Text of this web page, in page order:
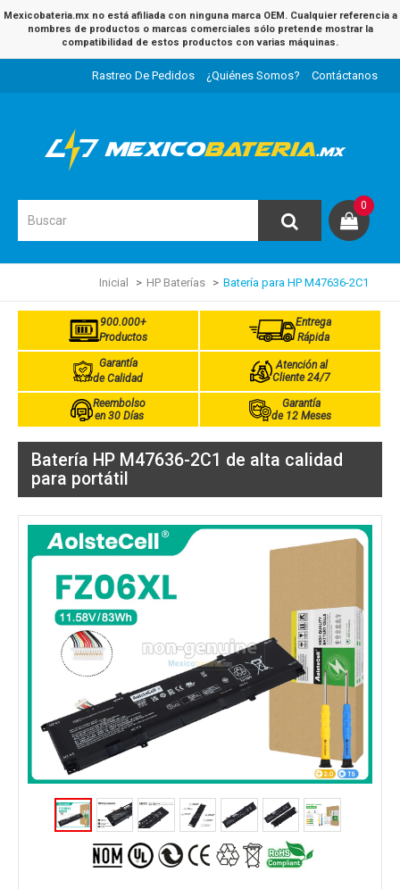
Mexicobateria.mx no está afiliada con ninguna marca OEM. Cualquier referencia a
nombres de productos o marcas comerciales sólo pretende mostrar la
compatibilidad de estos productos con varias máquinas.
Rastreo De Pedidos ¿Quiénes Somos? Contáctanos
0
Inicial HP Baterías Batería para HP M47636-2C1
900.000+
Productos
Entrega
Rápida
Garantía
de Calidad
Atención al
Cliente 24/7
Reembolso
en 30 Días
Garantía
de 12 Meses
Batería HP M47636-2C1 de alta calidad
para portátil